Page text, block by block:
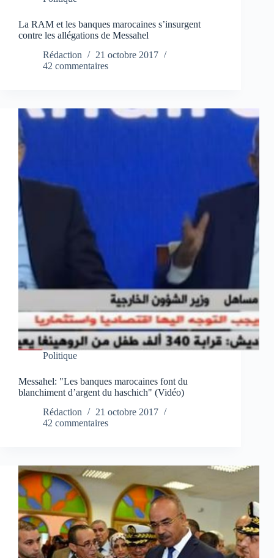
La RAM et les banques marocaines s’insurgent
contre les allégations de Messahel
Rédaction
21 octobre 2017
42 commentaires
Politique
Messahel: "Les banques marocaines font du
blanchiment d’argent du haschich" (Vidéo)
Rédaction
21 octobre 2017
42 commentaires